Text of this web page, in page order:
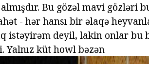
Bu gözəl mavi gözləri
- hər hansı bir əlaqə
istəyirəm deyil, lakin onlar bu
Yalnız küt howl bəzən